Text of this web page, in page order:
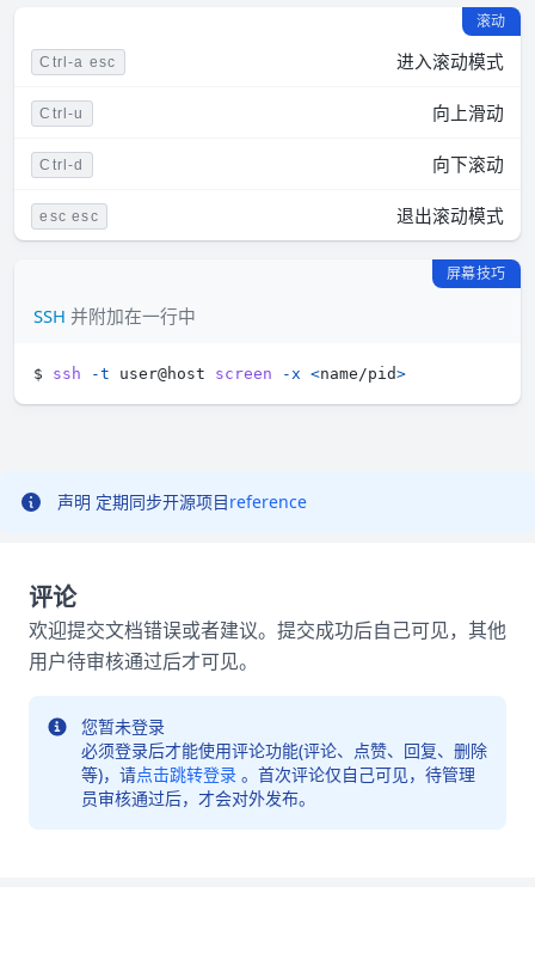
滚动
Ctrl-a esc 进入滚动模式
Ctrl-u 向上滑动
Ctrl-d 向下滚动
esc esc 退出滚动模式
屏幕技巧
SSH 并附加在一行中
$ ssh -t user@host screen -x <name/pid>
声明 定期同步开源项目reference
评论
欢迎提交文档错误或者建议。提交成功后自己可见，其他
用户待审核通过后才可见。
您暂未登录
必须登录后才能使用评论功能(评论、点赞、回复、删除
等)，请点击跳转登录 。首次评论仅自己可见，待管理
员审核通过后，才会对外发布。